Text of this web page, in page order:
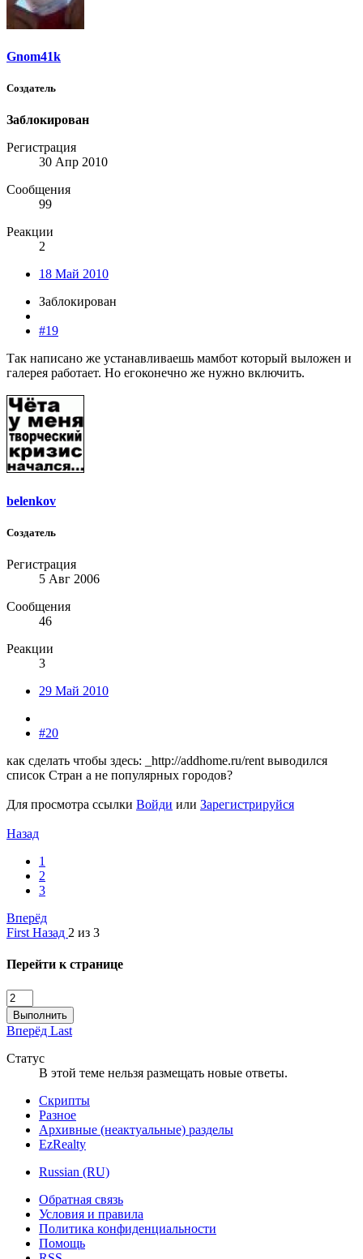
Gnom41k
Создатель
Заблокирован
Регистрация
30 Апр 2010
Сообщения
99
Реакции
2
18 Май 2010
Заблокирован
#19
Так написано же устанавливаешь мамбот который выложен и
галерея работает. Но егоконечно же нужно включить.
belenkov
Создатель
Регистрация
5 Авг 2006
Сообщения
46
Реакции
3
29 Май 2010
#20
как сделать чтобы здесь: _http://addhome.ru/rent выводился
список Стран а не популярных городов?
Для просмотра ссылки Войди или Зарегистрируйся
Назад
1
2
3
Вперёд
First Назад 2 из 3
Перейти к странице
Выполнить
Вперёд Last
Статус
В этой теме нельзя размещать новые ответы.
Скрипты
Разное
Архивные (неактуальные) разделы
EzRealty
Russian (RU)
Обратная связь
Условия и правила
Политика конфиденциальности
Помощь